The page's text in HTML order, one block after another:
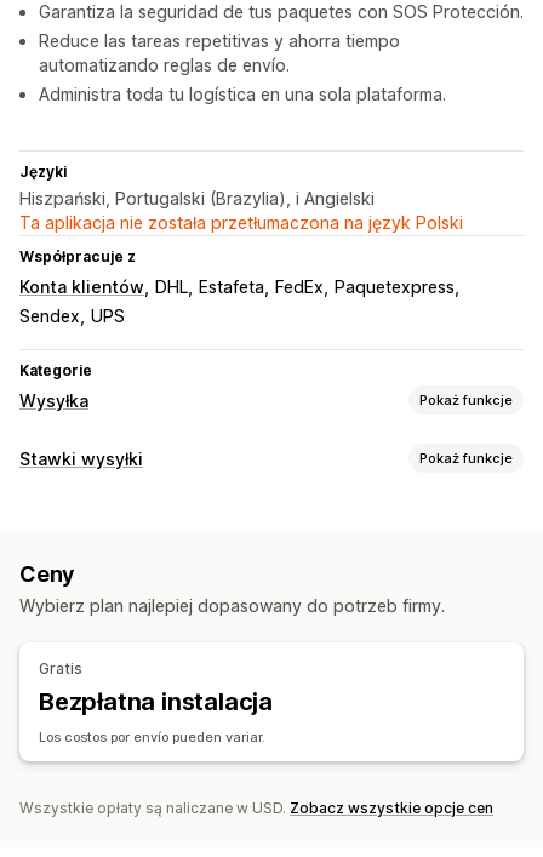
Garantiza la seguridad de tus paquetes con SOS Protección.
Reduce las tareas repetitivas y ahorra tiempo
automatizando reglas de envío.
Administra toda tu logística en una sola plataforma.
Języki
Hiszpański, Portugalski (Brazylia), i Angielski
Ta aplikacja nie została przetłumaczona na język Polski
Współpracuje z
Konta klientów DHL Estafeta FedEx
Paquetexpress
Sendex UPS
Kategorie
Wysyłka Pokaż funkcje
Etykiety i opakowanie
Wybór przewoźnika
Synchronizacja zamówień
Śledzenie w czasie rzeczywistym
Aktualizacje zamówienia
Stawki wysyłki Pokaż funkcje
Na podstawie produktu
Do wielu stref Z wielu miejsc nadania
Godzina dostawy
Limity zamówień
Wielojęzyczne
Reguły niestandardowe
Ceny
Wybierz plan najlepiej dopasowany do potrzeb firmy.
Gratis
Bezpłatna instalacja
Los costos por envío pueden variar.
Wszystkie opłaty są naliczane w USD. Zobacz wszystkie opcje cen